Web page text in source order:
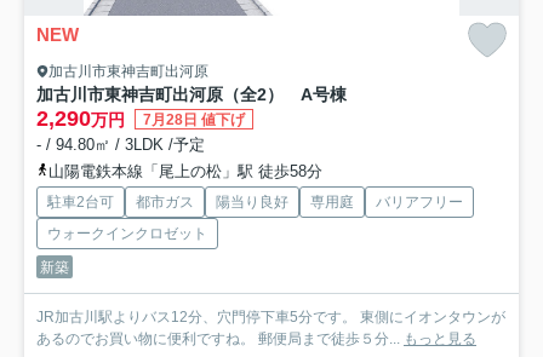
NEW
加古川市東神吉町出河原
加古川市東神吉町出河原（全2） A号棟
2,290万円 7月28日 値下げ
- / 94.80㎡ / 3LDK /予定
山陽電鉄本線「尾上の松」駅 徒歩58分
駐車2台可 都市ガス 陽当り良好 専用庭
バリアフリー
ウォークインクロゼット
新築
JR加古川駅よりバス12分、穴門停下車5分です。 東側にイオンタウンが
あるのでお買い物に便利ですね。 郵便局まで徒歩５分... もっと見る